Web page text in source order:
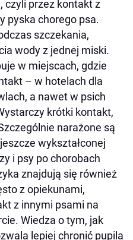
czyli przez kontakt z
pyska chorego psa.
szczekania,
wody z jednej miski.
w miejscach, gdzie
– w hotelach dla
a nawet w psich
krótki kontakt,
narażone są
wykształconej
i psy po chorobach
znajdują się również
z opiekunami,
z innymi psami na
Wiedza o tym, jak
lepiej chronić pupila